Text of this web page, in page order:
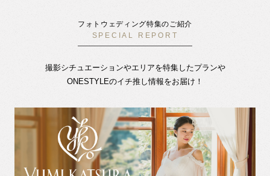
フォトウェディング特集のご紹介
SPECIAL REPORT
撮影シチュエーションやエリアを特集したプランや
ONESTYLEのイチ推し情報をお届け！